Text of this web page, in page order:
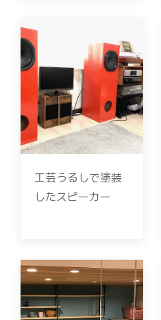
工芸うるしで塗装
したスピーカー